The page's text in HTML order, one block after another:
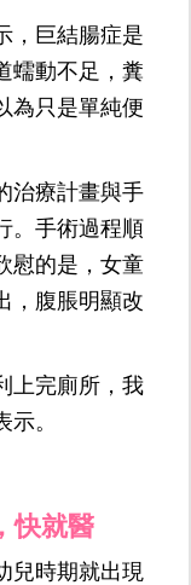
，巨結腸症是
蠕動不足，糞
為只是單純便
治療計畫與手
。手術過程順
慰的是，女童
，腹脹明顯改
上完廁所，我
。
快就醫
兒時期就出現